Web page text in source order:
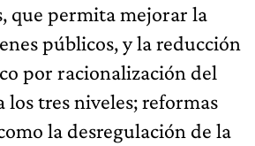
que permita mejorar la
públicos, y la reducción
por racionalización del
los tres niveles; reformas
la desregulación de la